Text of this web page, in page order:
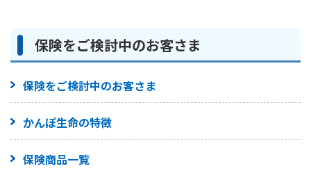
保険をご検討中のお客さま
保険をご検討中のお客さま
かんぽ生命の特徴
保険商品一覧